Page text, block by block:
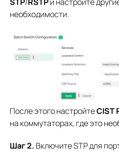
необходимости.
После этого настройтеCIST
на коммутаторах, где это
Шаг 2. Включите STP для